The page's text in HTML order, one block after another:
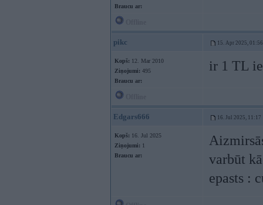
Braucu ar:
pikc 15. Apr 2025, 01:56
Kopš: 12. Mar 2010
Ziņojumi: 495
Braucu ar:
ir 1 TL
Edgars666 16. Jul 2025, 11:17
Kopš: 16. Jul 2025
Ziņojumi: 1
Braucu ar:
varbūt
epasts :